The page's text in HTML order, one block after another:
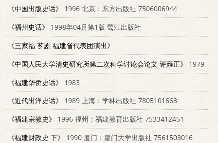
《中国出版史话》
1996 北京：东方出版社 7506006944
《福州史话》
1998年04月第1版 鹭江出版社
《三家福 芗剧 福建省代表团演出》
《中国人民大学清史研究所第二次科学讨论会论文 评雍正》
1979
《福建华侨史话》
1983
《近代出洋史话》
1989 上海：学林出版社 7805101663
《福建宗教史》
1996 福州：福建教育出版社 7533412451
《福建财政史 下》
1990 厦门：厦门大学出版社 7561503016